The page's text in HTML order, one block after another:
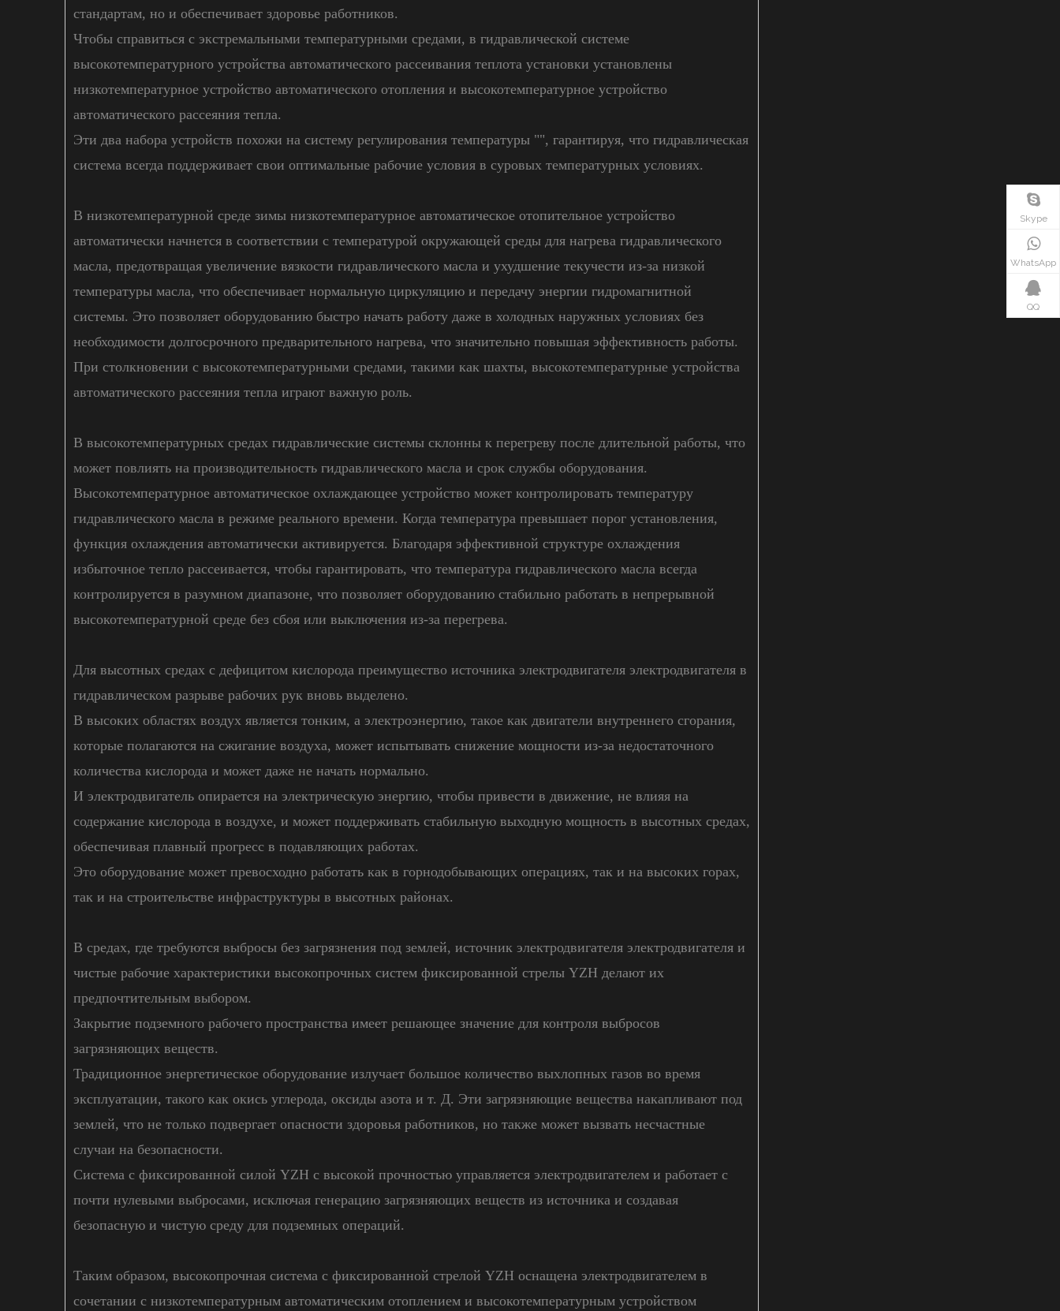
стандартам, но и обеспечивает здоровье работников.
Чтобы справиться с экстремальными температурными средами, в гидравлической системе
высокотемпературного устройства автоматического рассеивания теплота установки установлены
низкотемпературное устройство автоматического отопления и высокотемпературное устройство
автоматического рассеяния тепла.
Эти два набора устройств похожи на систему регулирования температуры "", гарантируя, что гидравлическая
система всегда поддерживает свои оптимальные рабочие условия в суровых температурных условиях.
В низкотемпературной среде зимы низкотемпературное автоматическое отопительное устройство
автоматически начнется в соответствии с температурой окружающей среды для нагрева гидравлического
масла, предотвращая увеличение вязкости гидравлического масла и ухудшение текучести из-за низкой
температуры масла, что обеспечивает нормальную циркуляцию и передачу энергии гидромагнитной
системы. Это позволяет оборудованию быстро начать работу даже в холодных наружных условиях без
необходимости долгосрочного предварительного нагрева, что значительно повышая эффективность работы.
При столкновении с высокотемпературными средами, такими как шахты, высокотемпературные устройства
автоматического рассеяния тепла играют важную роль.
В высокотемпературных средах гидравлические системы склонны к перегреву после длительной работы, что
может повлиять на производительность гидравлического масла и срок службы оборудования.
Высокотемпературное автоматическое охлаждающее устройство может контролировать температуру
гидравлического масла в режиме реального времени. Когда температура превышает порог установления,
функция охлаждения автоматически активируется. Благодаря эффективной структуре охлаждения
избыточное тепло рассеивается, чтобы гарантировать, что температура гидравлического масла всегда
контролируется в разумном диапазоне, что позволяет оборудованию стабильно работать в непрерывной
высокотемпературной среде без сбоя или выключения из-за перегрева.
Для высотных средах с дефицитом кислорода преимущество источника электродвигателя электродвигателя в
гидравлическом разрыве рабочих рук вновь выделено.
В высоких областях воздух является тонким, а электроэнергию, такое как двигатели внутреннего сгорания,
которые полагаются на сжигание воздуха, может испытывать снижение мощности из-за недостаточного
количества кислорода и может даже не начать нормально.
И электродвигатель опирается на электрическую энергию, чтобы привести в движение, не влияя на
содержание кислорода в воздухе, и может поддерживать стабильную выходную мощность в высотных средах,
обеспечивая плавный прогресс в подавляющих работах.
Это оборудование может превосходно работать как в горнодобывающих операциях, так и на высоких горах,
так и на строительстве инфраструктуры в высотных районах.
В средах, где требуются выбросы без загрязнения под землей, источник электродвигателя электродвигателя и
чистые рабочие характеристики высокопрочных систем фиксированной стрелы YZH делают их
предпочтительным выбором.
Закрытие подземного рабочего пространства имеет решающее значение для контроля выбросов
загрязняющих веществ.
Традиционное энергетическое оборудование излучает большое количество выхлопных газов во время
эксплуатации, такого как окись углерода, оксиды азота и т. Д. Эти загрязняющие вещества накапливают под
землей, что не только подвергает опасности здоровья работников, но также может вызвать несчастные
случаи на безопасности.
Система с фиксированной силой YZH с высокой прочностью управляется электродвигателем и работает с
почти нулевыми выбросами, исключая генерацию загрязняющих веществ из источника и создавая
безопасную и чистую среду для подземных операций.
Таким образом, высокопрочная система с фиксированной стрелой YZH оснащена электродвигателем в
сочетании с низкотемпературным автоматическим отоплением и высокотемпературным устройством
Skype
WhatsApp
QQ